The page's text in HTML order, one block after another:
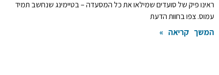
ראינו פיק של סועדים שמילאו את כל המסעדה – בטיימינג שנחשב תמיד
עמוס. צפו בחוות הדעת
המשך קריאה »